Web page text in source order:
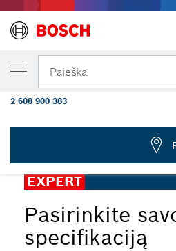
Paieška
EXPERT
Pasirinkite
specifikaciją
JŪSŲ PASIRINKTAS VARIANTAS
„EXPERT Cement
geležtė, 1 vnt.
2 608 900 383